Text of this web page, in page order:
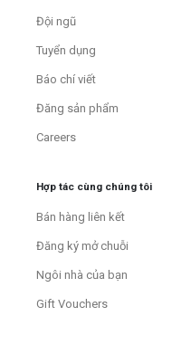
Đội ngũ
Tuyển dụng
Báo chí viết
Đăng sản phẩm
Careers
Hợp tác cùng chúng tôi
Bán hàng liên kết
Đăng ký mở chuỗi
Ngôi nhà của bạn
Gift Vouchers